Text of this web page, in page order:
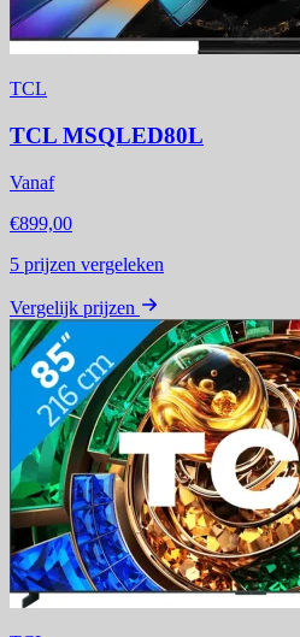
TCL
TCL MSQLED80L
Vanaf
€899,00
5 prijzen vergeleken
Vergelijk prijzen